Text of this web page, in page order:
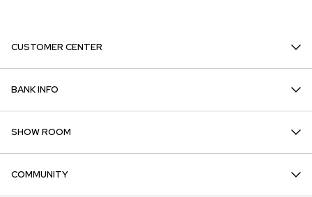
CUSTOMER CENTER
BANK INFO
SHOW ROOM
COMMUNITY